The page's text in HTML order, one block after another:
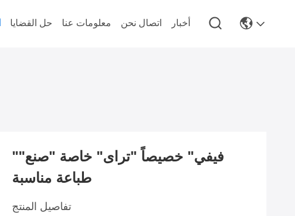
حل القضايا معلومات عنا اتصال نحن أخبار
"فيفي" خصيصاً "تراى" خاصة "صنع"
طباعة مناسبة
تفاصيل المنتج